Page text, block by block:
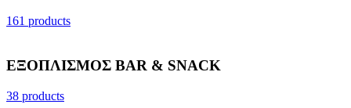
161 products
ΕΞΟΠΛΙΣΜΟΣ BAR & SNACK
38 products